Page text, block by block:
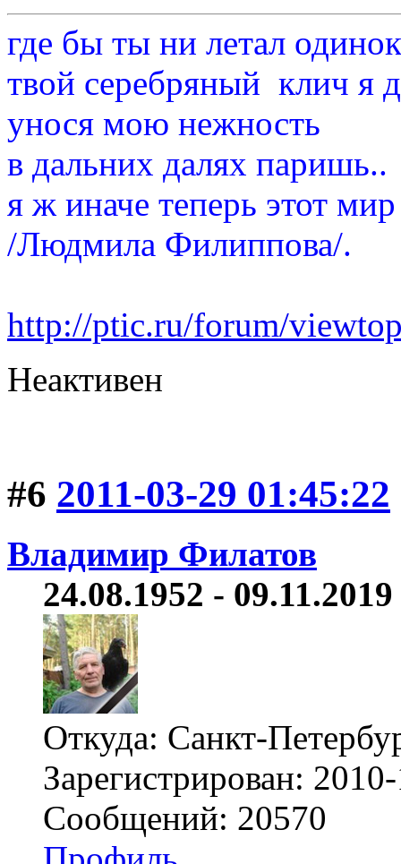
где бы ты ни летал
твой серебряный клич
унося мою нежность
в дальних далях паришь..
я ж иначе теперь этот
/Людмила Филиппова/.
http://ptic.ru/forum/
Неактивен
#6 2011-03-29 01:45:22
Владимир Филатов
24.08.1952 -
Откуда: Санкт-
Зарегистрирован:
Сообщений: 20570